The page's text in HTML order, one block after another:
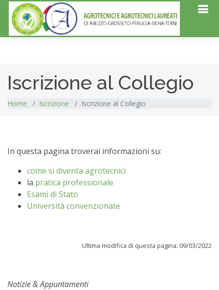
Iscrizione al Collegio
Home Iscrizione Iscrizione al Collegio
In questa pagina troverai informazioni su:
come si diventa agrotecnici
la pratica professionale
Esami di Stato
Università convenzionate
Ultima modifica di questa pagina: 09/03/2022
Notizie & Appuntamenti